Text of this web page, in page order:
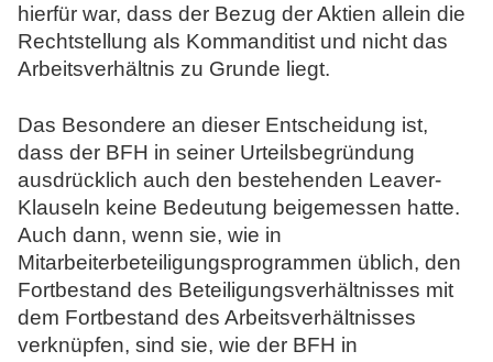
hierfür war, dass der Bezug der Aktien allein die
Rechtstellung als Kommanditist und nicht das
Arbeitsverhältnis zu Grunde liegt.
Das Besondere an dieser Entscheidung ist,
dass der BFH in seiner Urteilsbegründung
ausdrücklich auch den bestehenden Leaver-
Klauseln keine Bedeutung beigemessen hatte.
Auch dann, wenn sie, wie in
Mitarbeiterbeteiligungsprogrammen üblich, den
Fortbestand des Beteiligungsverhältnisses mit
dem Fortbestand des Arbeitsverhältnisses
verknüpfen, sind sie, wie der BFH in